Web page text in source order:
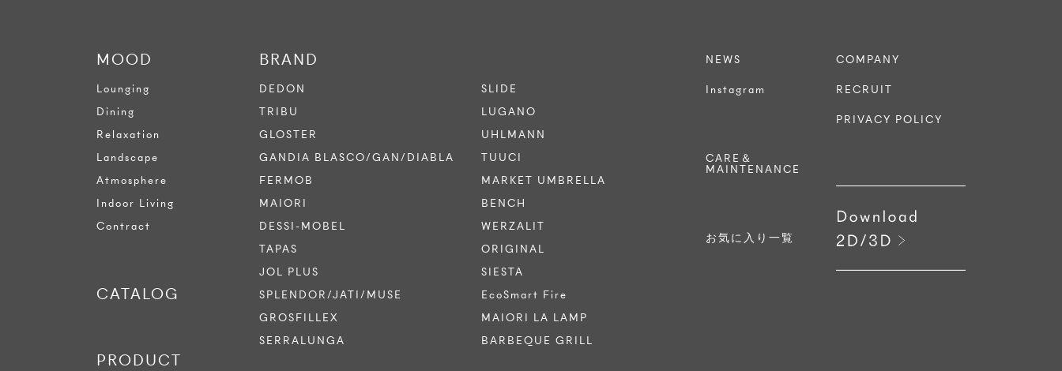
MOOD
Lounging
Dining
Relaxation
Landscape
Atmosphere
Indoor Living
Contract
CATALOG
PRODUCT
BRAND
DEDON
TRIBU
GLOSTER
GANDIA BLASCO/GAN/DIABLA
FERMOB
MAIORI
DESSI-MOBEL
TAPAS
JOL PLUS
SPLENDOR/JATI/MUSE
GROSFILLEX
SERRALUNGA
SLIDE
LUGANO
UHLMANN
TUUCI
MARKET UMBRELLA
BENCH
WERZALIT
ORIGINAL
SIESTA
EcoSmart Fire
MAIORI LA LAMP
BARBEQUE GRILL
NEWS
Instagram
CARE＆
MAINTENANCE
お気に入り一覧
COMPANY
RECRUIT
PRIVACY POLICY